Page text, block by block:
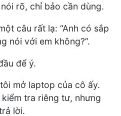
rõ, chỉ bảo cần dùng.
câu rất lạ: “Anh có sắp
nói với em không?”.
để ý.
mở laptop của cô ấy.
tra riêng tư, nhưng
lời.